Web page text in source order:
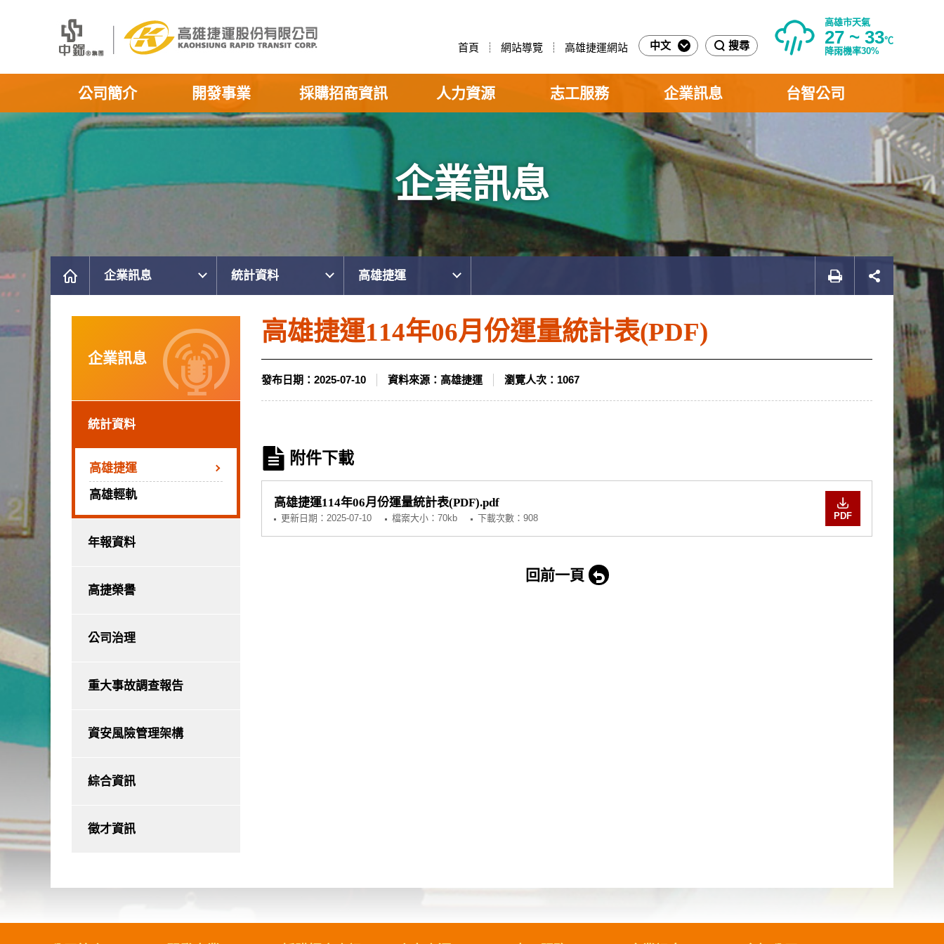
首頁 網站導覽 高雄捷運網站 中文 搜尋
高雄市天氣
27 ~ 33℃
降雨機率30%
公司簡介 開發事業 採購招商資訊 人力資源 志工服務 企業訊息 台智公司
企業訊息
企業訊息 統計資料 高雄捷運
企業訊息
統計資料
高雄捷運
高雄輕軌
年報資料
高捷榮譽
公司治理
重大事故調查報告
資安風險管理架構
綜合資訊
徵才資訊
高雄捷運114年06月份運量統計表(PDF)
發布日期： 2025-07-10 資料來源： 高雄捷運 瀏覽人次： 1067
附件下載
高雄捷運114年06月份運量統計表(PDF).pdf
更新日期： 2025-07-10 檔案大小：70kb 下載次數：908 PDF
回前一頁